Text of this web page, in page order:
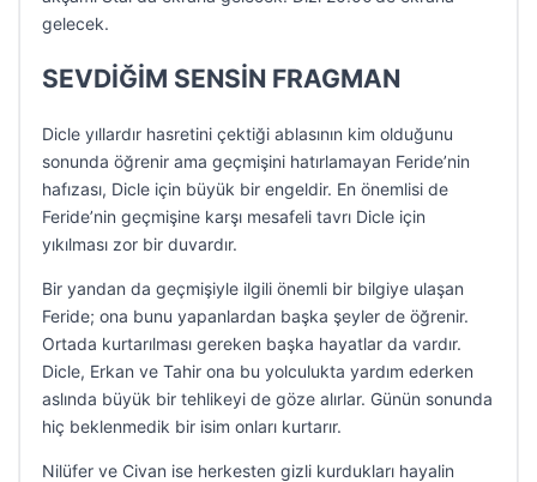
gelecek.
SEVDİĞİM SENSİN FRAGMAN
Dicle yıllardır hasretini çektiği ablasının kim olduğunu
sonunda öğrenir ama geçmişini hatırlamayan Feride’nin
hafızası, Dicle için büyük bir engeldir. En önemlisi de
Feride’nin geçmişine karşı mesafeli tavrı Dicle için
yıkılması zor bir duvardır.
Bir yandan da geçmişiyle ilgili önemli bir bilgiye ulaşan
Feride; ona bunu yapanlardan başka şeyler de öğrenir.
Ortada kurtarılması gereken başka hayatlar da vardır.
Dicle, Erkan ve Tahir ona bu yolculukta yardım ederken
aslında büyük bir tehlikeyi de göze alırlar. Günün sonunda
hiç beklenmedik bir isim onları kurtarır.
Nilüfer ve Civan ise herkesten gizli kurdukları hayalin